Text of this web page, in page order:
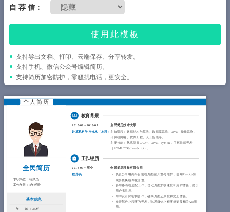
简历教程
登录 / 注册
自 荐 信：
使用此模板
支持导出文档、打印、云端保存、分享转发。
支持手机、微信公众号编辑简历。
支持简历加密防护，零骚扰电话，更安全。
个人简历
全民简历
求职岗位： 程序员
工作年限： 4年经验
基本信息
年 龄： 33岁
教育背景
2015-09 ~ 2018-07
计算机科学与技术（本科）
全民简历技术大学
主修课程：数据结构与算法、数据库系统、Java、操作系统、
计算机网络、软件工程、人工智能等。
主要技能：熟练掌握C/C++、Java、Python，了解前端开发
（HTML/CSS/JavaScript）。
工作经历
2018-09 ~ 至今
程序员
全民简历科技有限公司
负责公司电商平台前端页面的开发与维护，使用React.js实
现多模块组件化开发。
参与移动端适配工作，优化页面加载速度和用户体验，提升
用户满意度。
与UI设计师密切合作，确保页面还原度和交互体验。
负责部分小程序的开发，熟悉微信小程序框架及相关API调
用。